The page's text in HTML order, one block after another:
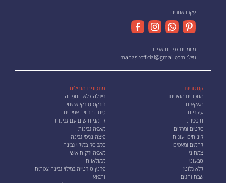
עקבו אחרינו
מוזמנים לפנות אלינו
מייל: mabasirofficial@gmail.com
קטגוריות
מתכונים מהירים
משקאות
עיקריות
תוספות
סלטים ומרקים
קינוחים ועוגות
לחמים ומאפים
צמחוני
טבעוני
ללא גלוטן
שבת וחגים
מתכונים מובילים
בייגלה ללא התפחה
בורקס טורקי אמיתי
פיתה דרוזית אמיתית
לחמניות שום עם גבינות
מאפה גבינות
פיצה נגיסי גבינה
סמבוסק במילוי גבינה
מאפה ירקות אישי
ממולאווח
פרנץ טורטייה במילוי גבינה צפתית
ותפוא